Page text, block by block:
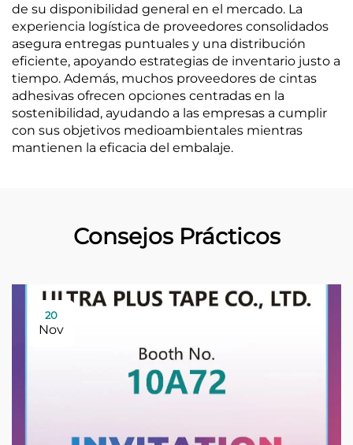
de su disponibilidad general en el mercado. La
experiencia logística de proveedores consolidados
asegura entregas puntuales y una distribución
eficiente, apoyando estrategias de inventario justo a
tiempo. Además, muchos proveedores de cintas
adhesivas ofrecen opciones centradas en la
sostenibilidad, ayudando a las empresas a cumplir
con sus objetivos medioambientales mientras
mantienen la eficacia del embalaje.
Consejos Prácticos
20
Nov